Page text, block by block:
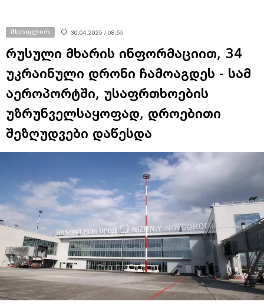
მსოფლიო 30.04.2025 / 08:55
რუსული მხარის ინფორმაციით, 34
უკრაინული დრონი ჩამოაგდეს - სამ
აეროპორტში, უსაფრთხოების
უზრუნველსაყოფად, დროებითი
შეზღუდვები დაწესდა